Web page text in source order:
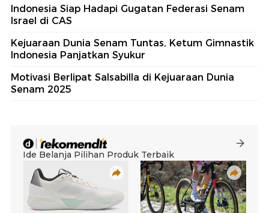
Indonesia Siap Hadapi Gugatan Federasi Senam
Israel di CAS
Kejuaraan Dunia Senam Tuntas, Ketum Gimnastik
Indonesia Panjatkan Syukur
Motivasi Berlipat Salsabilla di Kejuaraan Dunia
Senam 2025